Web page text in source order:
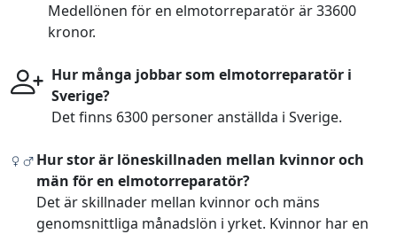
Medellönen för en elmotorreparatör är 33600
kronor.
Hur många jobbar som elmotorreparatör i
Sverige?
Det finns 6300 personer anställda i Sverige.
Hur stor är löneskillnaden mellan kvinnor och
män för en elmotorreparatör?
Det är skillnader mellan kvinnor och mäns
genomsnittliga månadslön i yrket. Kvinnor har en